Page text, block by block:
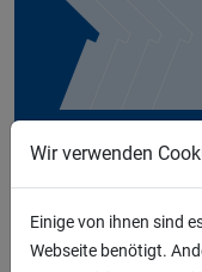
Wir verwenden
Einige von ihnen sind
Webseite benötigt.